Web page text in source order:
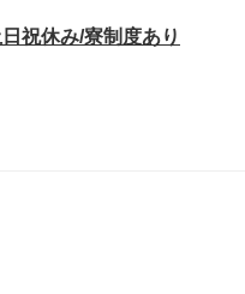
祝休み/寮制度あり